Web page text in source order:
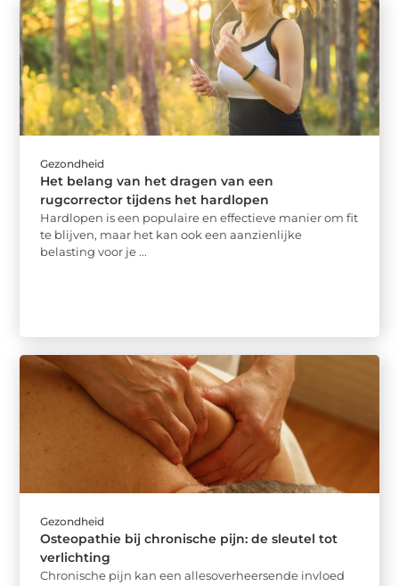
Gezondheid
Het belang van het dragen van een
rugcorrector tijdens het hardlopen
Hardlopen is een populaire en effectieve manier om fit
te blijven, maar het kan ook een aanzienlijke
belasting voor je ...
Gezondheid
Osteopathie bij chronische pijn: de sleutel tot
verlichting
Chronische pijn kan een allesoverheersende invloed